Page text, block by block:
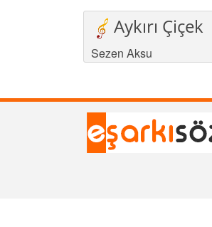
Aykırı Çiçek
Sezen Aksu